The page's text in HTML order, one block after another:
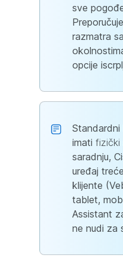
sve
razmatra
opcije
Standardni
imati fizički
saradnju,
uređaj
klijente
tablet,
Assistant
ne nudi za